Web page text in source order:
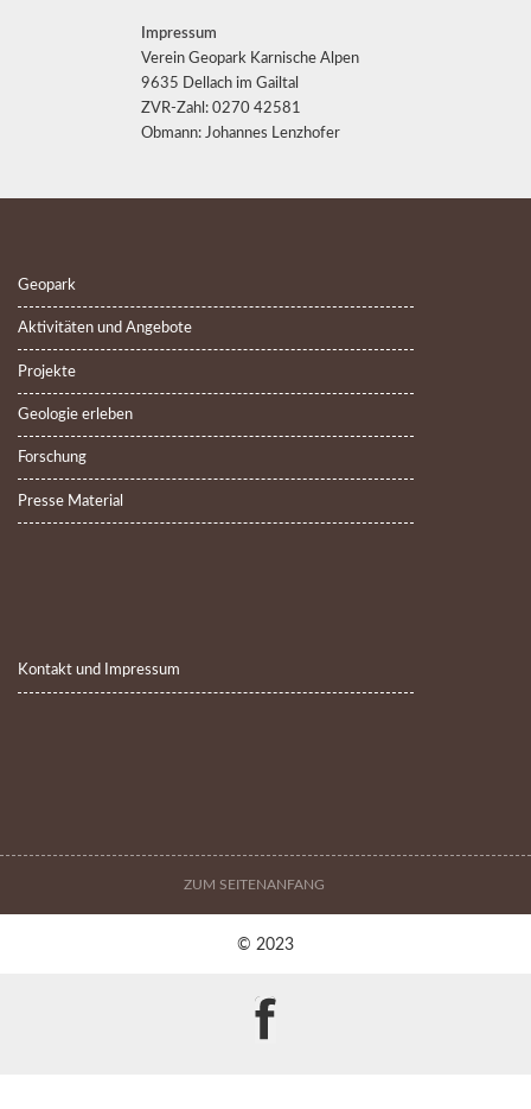
Impressum
Verein Geopark Karnische Alpen
9635 Dellach im Gailtal
ZVR-Zahl: 0270 42581
Obmann: Johannes Lenzhofer
Geopark
Aktivitäten und Angebote
Projekte
Geologie erleben
Forschung
Presse Material
Kontakt und Impressum
ZUM SEITENANFANG
© 2023